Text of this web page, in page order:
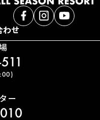
わせ
ー